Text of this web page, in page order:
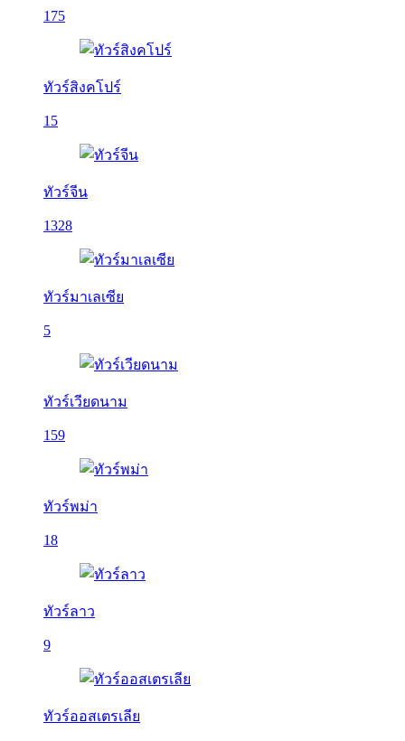
175
ทัวร์สิงคโปร์
15
ทัวร์จีน
1328
ทัวร์มาเลเซีย
5
ทัวร์เวียดนาม
159
ทัวร์พม่า
18
ทัวร์ลาว
9
ทัวร์ออสเตรเลีย